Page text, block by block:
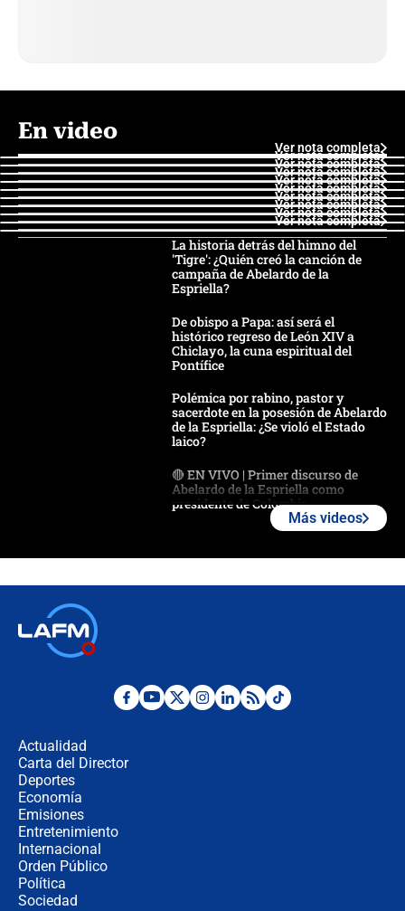
En video
Ver nota completa
Ver nota completa
Ver nota completa
Ver nota completa
Ver nota completa
Ver nota completa
Ver nota completa
Ver nota completa
Ver nota completa
Ver nota completa
La historia detrás del himno del
'Tigre': ¿Quién creó la canción de
campaña de Abelardo de la
Espriella?
De obispo a Papa: así será el
histórico regreso de León XIV a
Chiclayo, la cuna espiritual del
Pontífice
Polémica por rabino, pastor y
sacerdote en la posesión de Abelardo
de la Espriella: ¿Se violó el Estado
laico?
🔴 EN VIVO | Primer discurso de
Abelardo de la Espriella como
presidente de Colombia
Desde dermatitis hasta infecciones:
Más videos
Actualidad
Carta del Director
Deportes
Economía
Emisiones
Entretenimiento
Internacional
Orden Público
Política
Sociedad